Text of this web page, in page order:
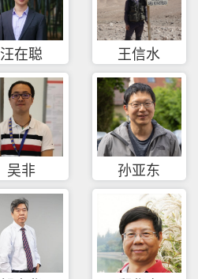
汪在聪 王信水
吴非 孙亚东